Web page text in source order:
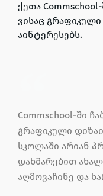
ქეთა
ვისაც
აინტერესებს.
Commschool-ში
გრაფიკული
სკოლაში არიან
დახმარებით
აღმოვაჩინე და